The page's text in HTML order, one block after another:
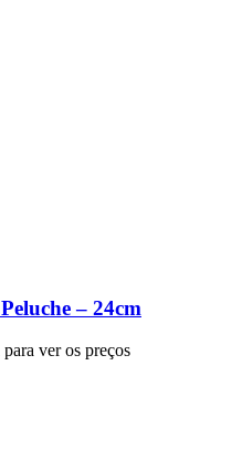
– 24cm
ver os preços